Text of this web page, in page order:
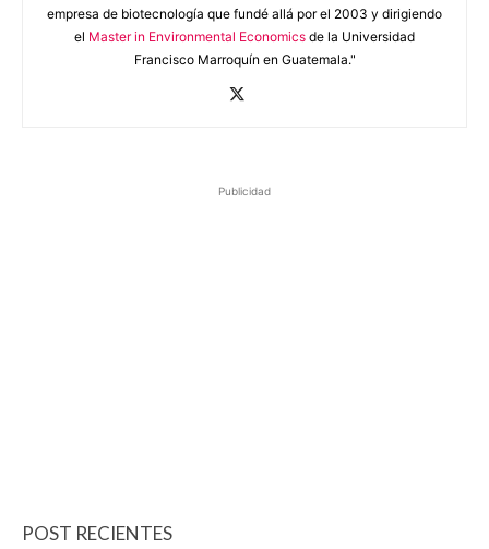
empresa de biotecnología que fundé allá por el 2003 y dirigiendo
el Master in Environmental Economics de la Universidad
Francisco Marroquín en Guatemala."
Publicidad
POST RECIENTES